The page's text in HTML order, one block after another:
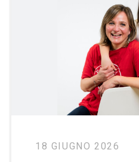
18 GIUGNO 2026